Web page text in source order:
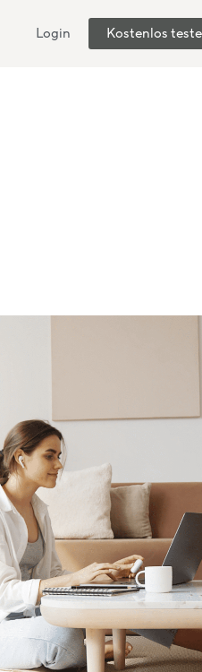
Login Kostenlos